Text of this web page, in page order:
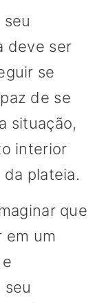
deve ser
se
de se
situação,
interior
plateia.
que
em um
seu